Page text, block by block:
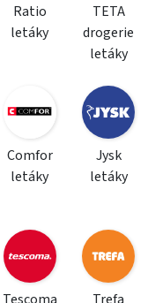
Ratio
letáky
TETA
drogerie
letáky
Comfor
letáky
Jysk
letáky